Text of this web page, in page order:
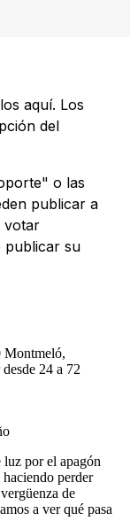
aquí. Los
del
o las
publicar a
votar
publicar su